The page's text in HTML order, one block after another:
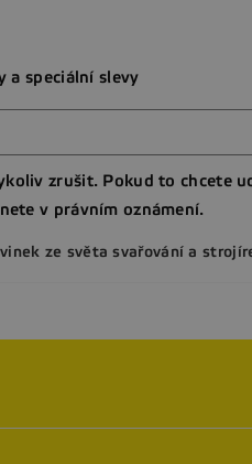
a speciální slevy
zrušit. Pokud to chcete
v právním oznámení.
ze světa svařování a